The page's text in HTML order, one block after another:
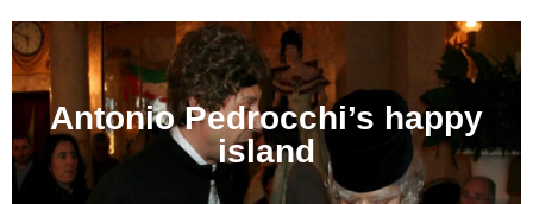
Antonio Pedrocchi’s happy
island